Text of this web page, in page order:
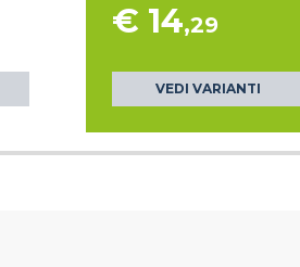
€ 14,29
VEDI VARIANTI